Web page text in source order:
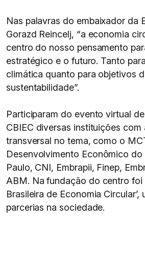
Nas palavras do embaixador da
Gorazd Reincelj, “a economia
centro do nosso pensamento
estratégico e o futuro. Tanto
climática quanto para objetivos
sustentabilidade”.
Participaram do evento virtual
CBIEC diversas instituições com
transversal no tema, como o
Desenvolvimento Econômico
Paulo, CNI, Embrapii, Finep,
ABM. Na fundação do centro foi
Brasileira de Economia Circular’,
parcerias na sociedade.